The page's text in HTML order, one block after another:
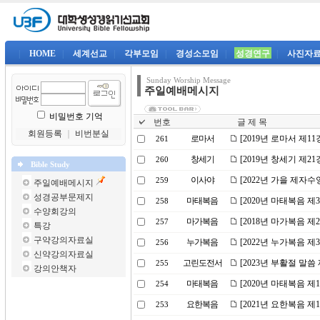
HOME 세계선교 각부모임 경성소모임 성경연구 사진자
비밀번호 기억
회원등록
비번분실
Bible Study
주일예배메시지
성경공부문제지
수양회강의
특강
구약강의자료실
신약강의자료실
강의안책자
Sunday Worship Message
주일예배메시지
번호 글 제 목
261 로마서 [2019년 로마서 제
260 창세기 [2019년 창세기 제
259 이사야 [2022년 가을 제자
258 마태복음 [2020년 마태복음
257 마가복음 [2018년 마가복음 제
256 누가복음 [2022년 누가복음
255 고린도전서 [2023년 부활절 말
254 마태복음 [2020년 마태복음
253 요한복음 [2021년 요한복음 제